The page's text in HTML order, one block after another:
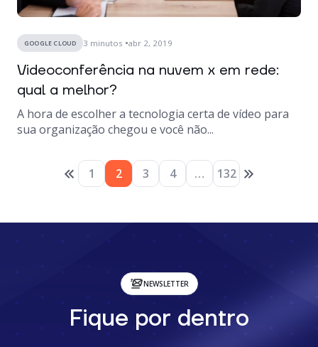
GOOGLE CLOUD 3 minutos abr 2, 2019
Videoconferência na nuvem x em rede:
qual a melhor?
A hora de escolher a tecnologia certa de vídeo para
sua organização chegou e você não...
1 2 3 4 … 132
NEWSLETTER
Fique por dentro